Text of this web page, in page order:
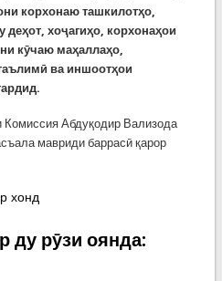
корхонаю ташкилотҳо,
хоҷагиҳо, корхонаҳои
кӯчаю маҳаллаҳо,
ва иншоотҳои
Абдуқодир Вализода
мавриди баррасӣ қарор
Комиссияи ҳолатҳои
хонд
ду рӯзи оянда: